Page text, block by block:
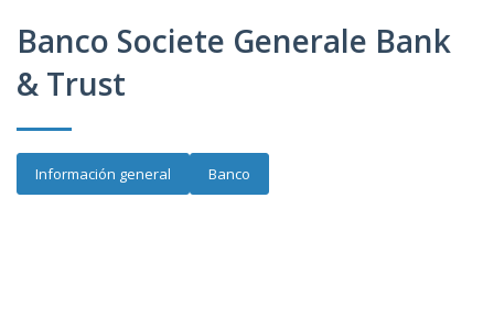
Banco Societe Generale Bank
& Trust
Información general Banco